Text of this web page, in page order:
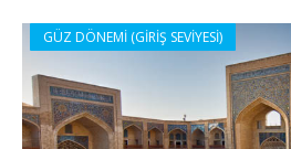
GÜZ DÖNEMİ (GİRİŞ SEVİYESİ)